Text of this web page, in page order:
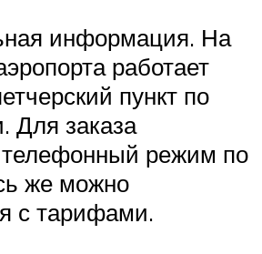
информация. На
работает
пункт по
Для заказа
телефонный режим по
же можно
с тарифами.